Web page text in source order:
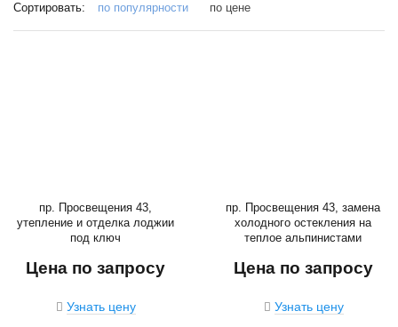
Сортировать: по популярности по цене
пр. Просвещения 43,
утепление и отделка лоджии
под ключ
Цена по запросу
Узнать цену
пр. Просвещения 43, замена
холодного остекления на
теплое альпинистами
Цена по запросу
Узнать цену